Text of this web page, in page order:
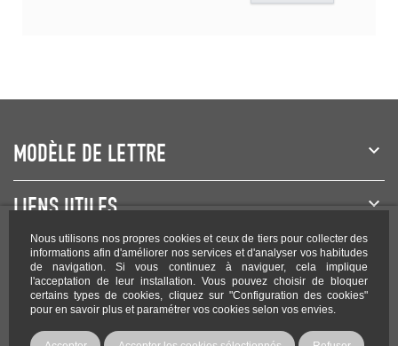
Nous utilisons nos propres cookies et ceux de tiers pour collecter des
informations afin d'améliorer nos services et d'analyser vos habitudes
de navigation. Si vous continuez à naviguer, cela implique
l'acceptation de leur installation. Vous pouvez choisir de bloquer
certains types de cookies, cliquez sur "Configuration des cookies"
pour en savoir plus et paramétrer vos cookies selon vos envies.
MODÈLE DE LETTRE
LIENS UTILES
NEWSLETTER